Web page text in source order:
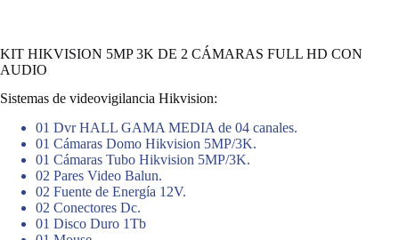
KIT HIKVISION 5MP 3K DE 2 CÁMARAS FULL HD CON
AUDIO
Sistemas de videovigilancia Hikvision:
01 Dvr HALL GAMA MEDIA de 04 canales.
01 Cámaras Domo Hikvision 5MP/3K.
01 Cámaras Tubo Hikvision 5MP/3K.
02 Pares Video Balun.
02 Fuente de Energía 12V.
02 Conectores Dc.
01 Disco Duro 1Tb